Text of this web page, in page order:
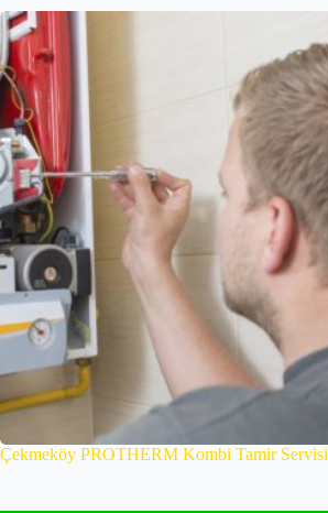
Çekmeköy PROTHERM Kombi Tamir Servisi